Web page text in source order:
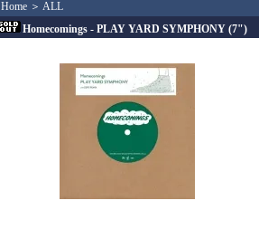
Home ＞ ALL
Homecomings - PLAY YARD SYMPHONY (7")